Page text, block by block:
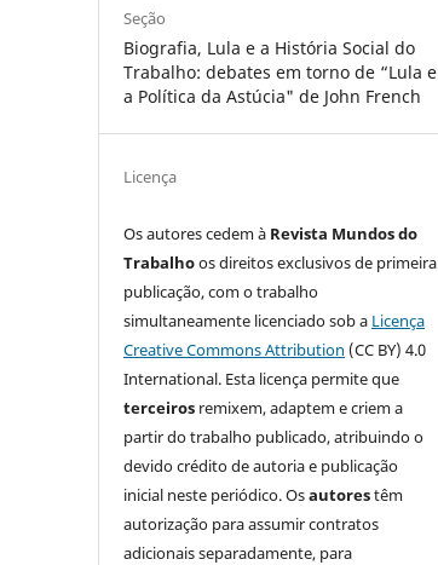
Seção
Biografia, Lula e a História Social do
Trabalho: debates em torno de “Lula e
a Política da Astúcia" de John French
Licença
Os autores cedem à Revista Mundos do
Trabalhoos direitos exclusivos de primeira
publicação, com o trabalho
simultaneamente licenciado sob a Licença
Creative Commons Attribution (CC BY) 4.0
International. Esta licença permite que
terceiros remixem, adaptem e criem a
partir do trabalho publicado, atribuindo o
devido crédito de autoria e publicação
inicial neste periódico. Osautorestêm
autorização para assumir contratos
adicionais separadamente, para